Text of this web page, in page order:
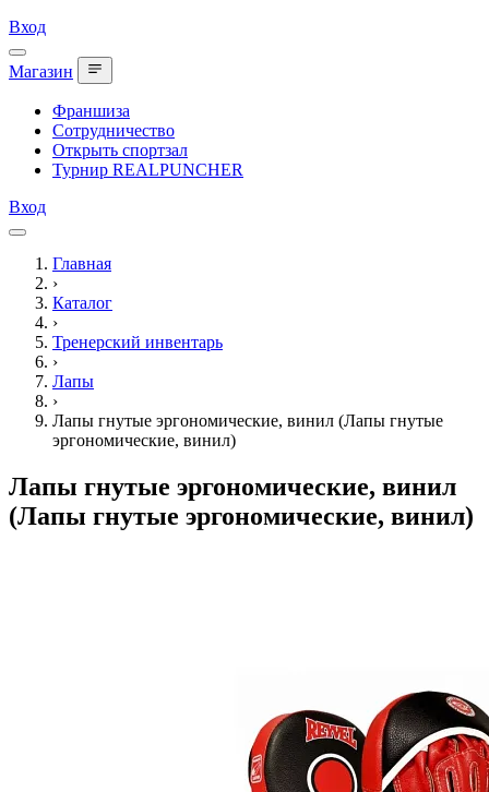
Вход
Магазин
Франшиза
Сотрудничество
Открыть спортзал
Турнир REALPUNCHER
Вход
Главная
›
Каталог
›
Тренерский инвентарь
›
Лапы
›
Лапы гнутые эргономические, винил (Лапы гнутые
эргономические, винил)
Лапы гнутые эргономические, винил
(Лапы гнутые эргономические, винил)